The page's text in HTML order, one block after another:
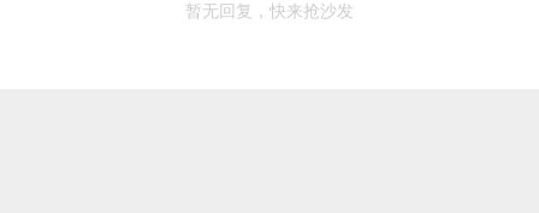
暂无回复，快来抢沙发